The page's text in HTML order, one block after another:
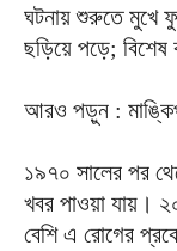
ঘটনায় শুরুতে মুখে
ছড়িয়ে পড়ে; বিশেষ
আরও পড়ুন :
১৯৭০ সালের পর
খবর পাওয়া যায়।
বেশি এ রোগের